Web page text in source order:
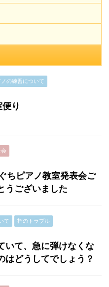
ノの練習について
り
ちピアノ教室発表会ご
うございました
て 指のトラブル
いて、急に弾けなくな
はどうしてでしょう？